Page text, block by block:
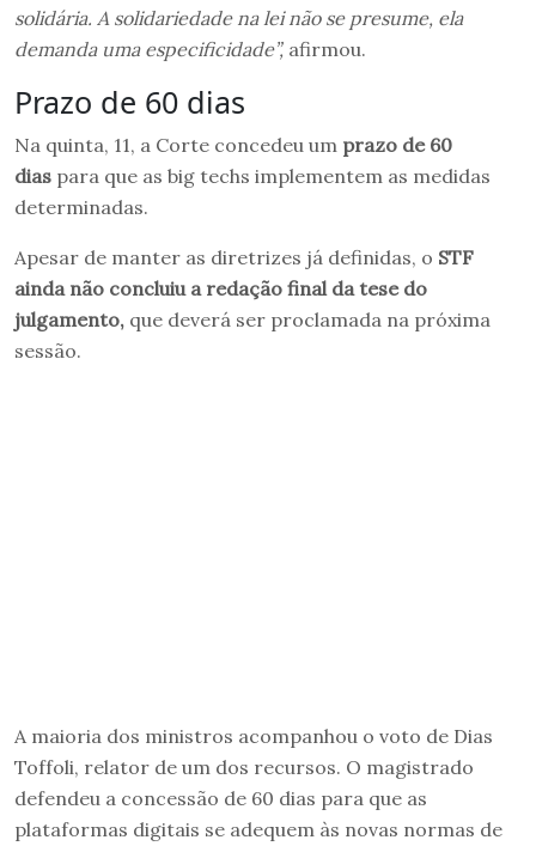
solidária. A solidariedade na lei não se presume, ela
demanda uma especificidade”, afirmou.
Prazo de 60 dias
Na quinta, 11, a Corte concedeu um prazo de 60
dias para que as big techs implementem as medidas
determinadas.
Apesar de manter as diretrizes já definidas, o STF
ainda não concluiu a redação final da tese do
julgamento, que deverá ser proclamada na próxima
sessão.
A maioria dos ministros acompanhou o voto de Dias
Toffoli, relator de um dos recursos. O magistrado
defendeu a concessão de 60 dias para que as
plataformas digitais se adequem às novas normas de